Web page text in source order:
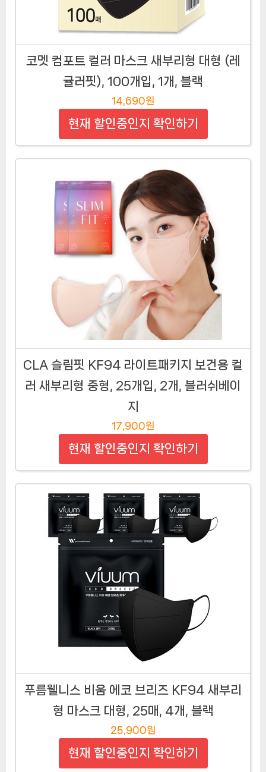
코멧 컴포트 컬러 마스크 새부리형 대형 (레
귤러핏), 100개입, 1개, 블랙
14,690원
현재 할인중인지 확인하기
CLA 슬림핏 KF94 라이트패키지 보건용 컬
러 새부리형 중형, 25개입, 2개, 블러쉬베이
지
17,900원
현재 할인중인지 확인하기
푸름웰니스 비움 에코 브리즈 KF94 새부리
형 마스크 대형, 25매, 4개, 블랙
25,900원
현재 할인중인지 확인하기